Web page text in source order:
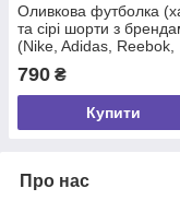
Оливкова футболка
та сірі шорти з
(Nike, Adidas, Reebok,
Under Armour, Jordan,
Puma)
790 ₴
Купити
Про нас